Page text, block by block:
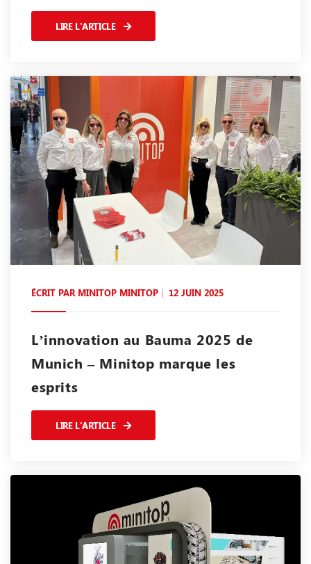
LIRE L'ARTICLE
ÉCRIT PAR MINITOP MINITOP 12 JUIN 2025
L’innovation au Bauma 2025 de
Munich – Minitop marque les
esprits
LIRE L'ARTICLE